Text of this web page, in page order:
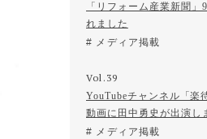
「リフォーム産業新聞」
れました
メディア掲載
Vol.39
YouTubeチャンネル「
動画に田中勇史が出演し
メディア掲載